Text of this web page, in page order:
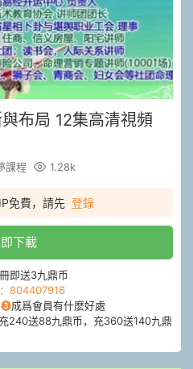
布局 12集高清視頻
課程 1.28k
免費，請先 登錄
下載
即送3九鼎币
804407916
❸成爲會員有什麽好處
240送88九鼎币，充360送140九鼎